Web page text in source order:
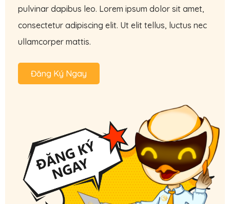
pulvinar dapibus leo. Lorem ipsum dolor sit amet,
consectetur adipiscing elit. Ut elit tellus, luctus nec
ullamcorper mattis.
Đăng Ký Ngay